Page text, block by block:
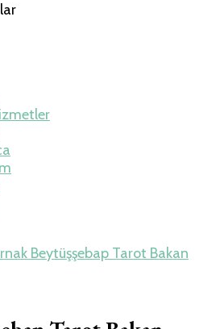
Beytüşşebap Tarot Bakan